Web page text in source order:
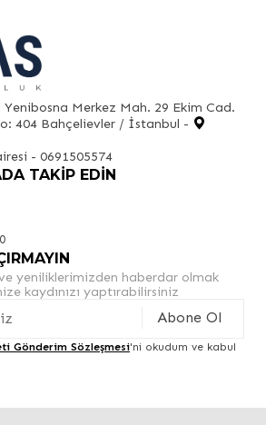
Yenibosna Merkez Mah. 29 Ekim Cad.
404 Bahçelievler / İstanbul -
- 0691505574
TAKIP EDIN
yeniliklerimizden haberdar olmak
kaydınızı yaptırabilirsiniz
Abone Ol
Gönderim Sözleşmesi'ni okudum ve kabul